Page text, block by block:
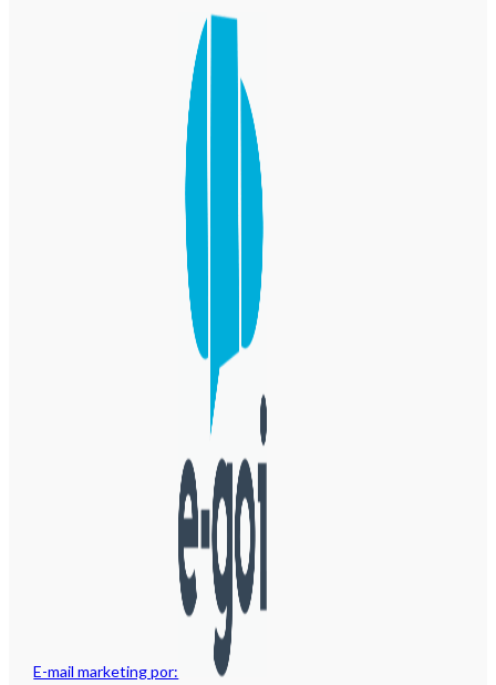
E-mail marketing por: